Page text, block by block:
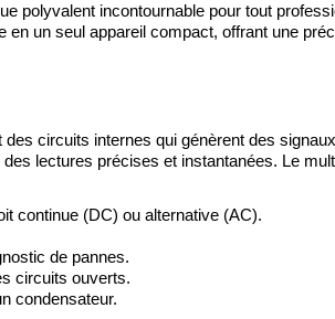
polyvalent incontournable pour tout
un seul appareil compact, offrant une
circuits internes qui génèrent des
lectures précises et instantanées. Le
continue (DC) ou alternative (AC).
de pannes.
circuits ouverts.
condensateur.